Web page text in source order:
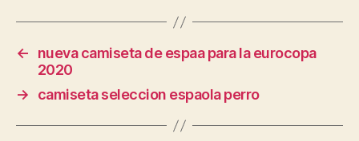
←
nueva camiseta de espaa para la eurocopa
2020
→
camiseta seleccion espaola perro